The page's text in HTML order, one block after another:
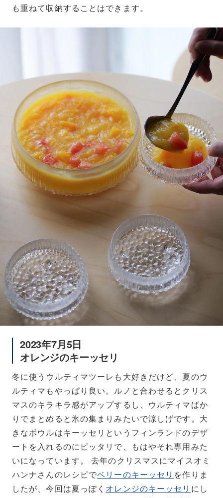
も重ねて収納することはできます。
2023年7月5日
オレンジのキーッセリ
冬に使うウルティマツーレも大好きだけど、夏のウ
ルティマもやっぱり良い。ルノと合わせるとクリス
マスのキラキラ感がアップするし、ウルティマばか
りでまとめると氷の集まりみたいで涼しげです。大
きなボウルはキーッセリというフィンランドのデザ
ートを入れるのにピッタリで、もはやそれ専用みた
いになっています。 去年のクリスマスにマイスオミ
ハンナさんのレシピでベリーのキーッセリ を作りま
したが、今回は夏っぽく オレンジのキーッセリ にし